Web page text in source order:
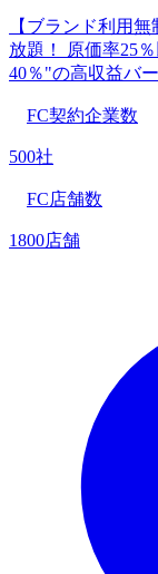
【ブランド利用
放題！ 原価率25
40％"の高収益バ
FC契約企業数
500社
FC店舗数
1800店舗